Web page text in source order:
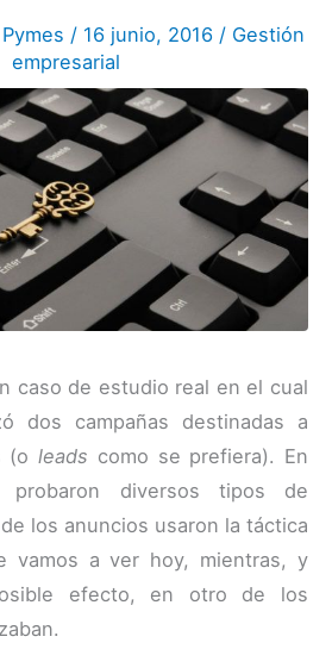
/ 16 junio, 2016 / Gestión
empresarial
caso de estudio real en el cual
dos campañas destinadas a
(oleads como se prefiera). En
probaron diversos tipos de
los anuncios usaron la táctica
vamos a ver hoy, mientras, y
efecto, en otro de los